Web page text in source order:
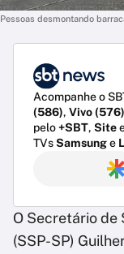
Pessoas desmontando
Acompanhe o
(586), Vivo (576)
pelo+SBT, Site
TVsSamsunge
O Secretário de
(SSP-SP)